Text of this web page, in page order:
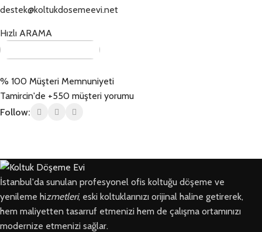
destek@koltukdosemeevi.net
Hızlı ARAMA
% 100 Müşteri Memnuniyeti
Tamircin'de +550 müşteri yorumu
Follow:
İstanbul'da sunulan profesyonel ofis koltuğu döşeme ve
yenileme hizmetleri, eski koltuklarınızı orijinal haline getirerek,
hem maliyetten tasarruf etmenizi hem de çalışma ortamınızı
modernize etmenizi sağlar.